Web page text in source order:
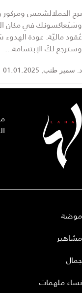
برج الحملالشمس
وسَيُعاكسونك في مكان
وسترجع لكَ الإبتسامة...
د. سمير طنب, 01.01.2025
موضة
مشاهير
جمال
نساء ملهمات